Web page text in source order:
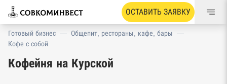
ОСТАВИТЬ ЗАЯВКУ
Готовый бизнес — Общепит, рестораны, кафе, бары —
Кофе с собой
Кофейня на Курской